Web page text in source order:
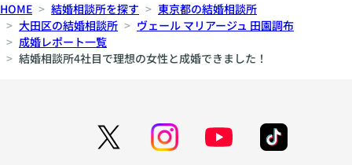
HOME 結婚相談所を探す
東京都の結婚相談所
大田区の結婚相談所
ヴェール マリアージュ 田園調布
成婚レポート一覧
結婚相談所4社目で理想の女性と成婚できました！